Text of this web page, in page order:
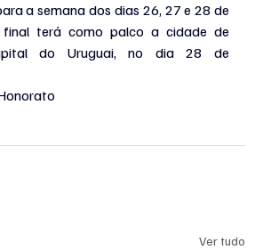
a semana dos dias 26, 27 e 28 de
terá como palco a cidade de
do Uruguai, no dia 28 de
Ver tudo